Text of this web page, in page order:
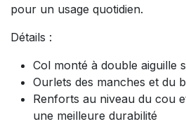
pour un usage quotidien.
Détails :
Col monté à double aiguille
Ourlets des manches et du
Renforts au niveau du cou
une meilleure durabilité